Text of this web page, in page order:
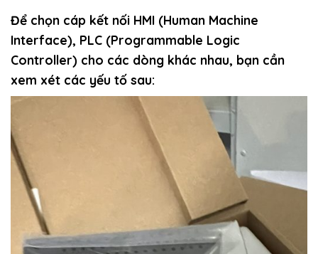
Để chọn cáp kết nối HMI (Human Machine
Interface), PLC (Programmable Logic
Controller) cho các dòng khác nhau, bạn cần
xem xét các yếu tố sau: